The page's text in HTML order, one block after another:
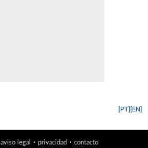
[EN]
[PT]
aviso legal · privacidad· contacto